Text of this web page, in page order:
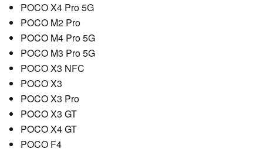
POCO X4 Pro 5G
POCO M2 Pro
POCO M4 Pro 5G
POCO M3 Pro 5G
POCO X3 NFC
POCO X3
POCO X3 Pro
POCO X3 GT
POCO X4 GT
POCO F4